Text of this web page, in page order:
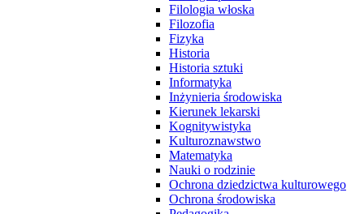
Filologia włoska
Filozofia
Fizyka
Historia
Historia sztuki
Informatyka
Inżynieria środowiska
Kierunek lekarski
Kognitywistyka
Kulturoznawstwo
Matematyka
Nauki o rodzinie
Ochrona dziedzictwa kulturowego
Ochrona środowiska